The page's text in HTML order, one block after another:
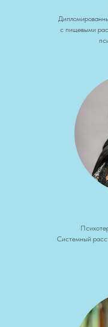
с пищевыми
Системный